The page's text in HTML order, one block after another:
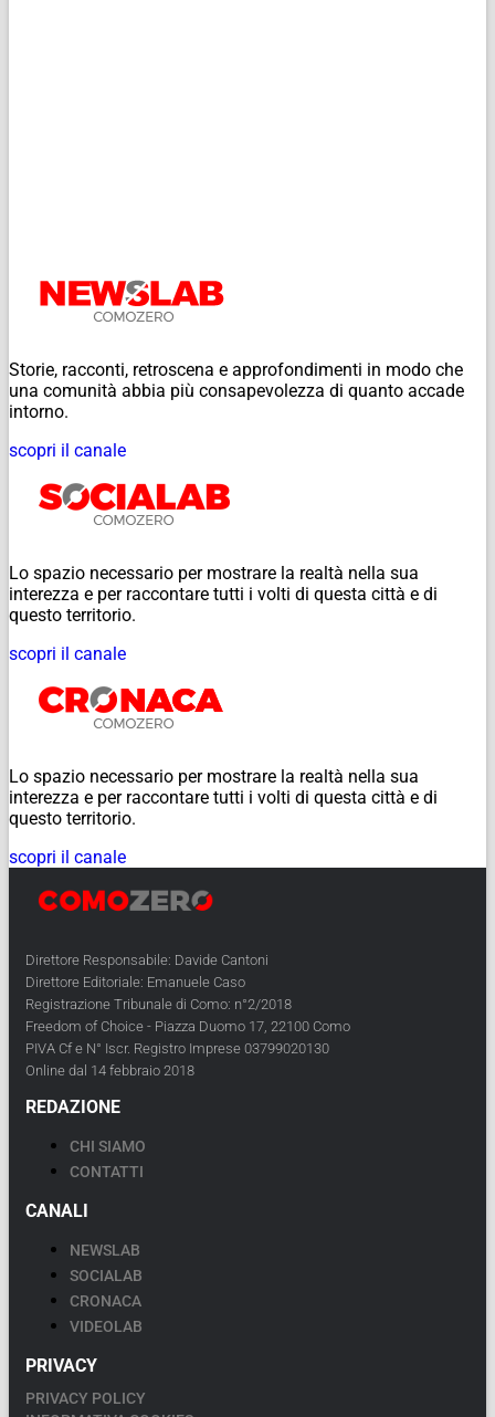
Storie, racconti, retroscena e approfondimenti in modo che
una comunità abbia più consapevolezza di quanto accade
intorno.
scopri il canale
Lo spazio necessario per mostrare la realtà nella sua
interezza e per raccontare tutti i volti di questa città e di
questo territorio.
scopri il canale
Lo spazio necessario per mostrare la realtà nella sua
interezza e per raccontare tutti i volti di questa città e di
questo territorio.
scopri il canale
Direttore Responsabile: Davide Cantoni
Direttore Editoriale: Emanuele Caso
Registrazione Tribunale di Como: n°2/2018
Freedom of Choice - Piazza Duomo 17, 22100 Como
PIVA Cf e N° Iscr. Registro Imprese 03799020130
Online dal 14 febbraio 2018
REDAZIONE
CHI SIAMO
CONTATTI
CANALI
NEWSLAB
SOCIALAB
CRONACA
VIDEOLAB
PRIVACY
PRIVACY POLICY